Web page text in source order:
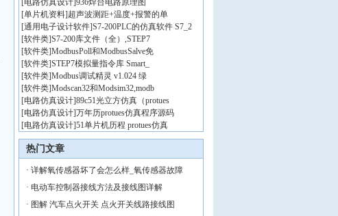
[电路仿真设计]936焊台电路原理图
[单片机资料]超声波测距+温度+报警的单
[通用电子设计软件]S7-200PLC的仿真软件 S7_2
[软件类]S7-200库文件（全）,STEP7
[软件类]ModbusPoll和ModbusSalve免
[软件类]STEP7模拟量指令库 Smart_
[软件类]Modbus调试精灵 v1.024 绿
[软件类]Modscan32和Modsim32,modb
[电路仿真设计]89c51光立方仿真（protues
[电路仿真设计]万年历protues仿真程序源码
[电路仿真设计]51单片机历程 protues仿真
热门文章
· 详解氧传感器坏了会怎么样_氧传感器故障
· 电动车控制器接线方法及接线图详解
· 图解 汽车点火开关 点火开关线路接线图